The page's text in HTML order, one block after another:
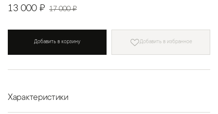
13 000 ₽ 17 000 ₽
Добавить в корзину Добавить в избранное
Характеристики